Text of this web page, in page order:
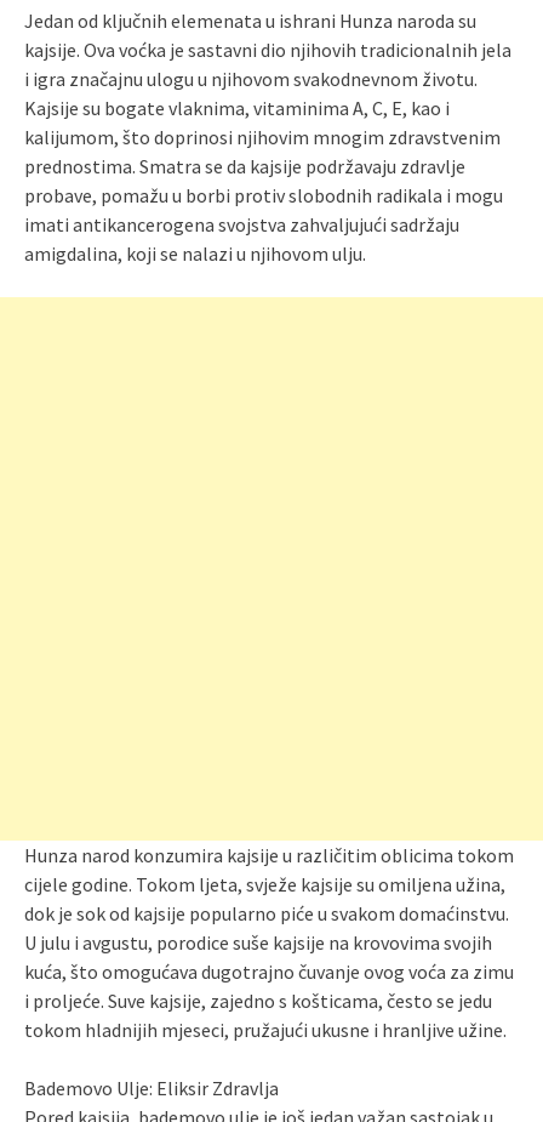
Jedan od ključnih elemenata u ishrani Hunza naroda su
kajsije. Ova voćka je sastavni dio njihovih tradicionalnih jela
i igra značajnu ulogu u njihovom svakodnevnom životu.
Kajsije su bogate vlaknima, vitaminima A, C, E, kao i
kalijumom, što doprinosi njihovim mnogim zdravstvenim
prednostima. Smatra se da kajsije podržavaju zdravlje
probave, pomažu u borbi protiv slobodnih radikala i mogu
imati antikancerogena svojstva zahvaljujući sadržaju
amigdalina, koji se nalazi u njihovom ulju.
Hunza narod konzumira kajsije u različitim oblicima tokom
cijele godine. Tokom ljeta, svježe kajsije su omiljena užina,
dok je sok od kajsije popularno piće u svakom domaćinstvu.
U julu i avgustu, porodice suše kajsije na krovovima svojih
kuća, što omogućava dugotrajno čuvanje ovog voća za zimu
i proljeće. Suve kajsije, zajedno s košticama, često se jedu
tokom hladnijih mjeseci, pružajući ukusne i hranljive užine.
Bademovo Ulje: Eliksir Zdravlja